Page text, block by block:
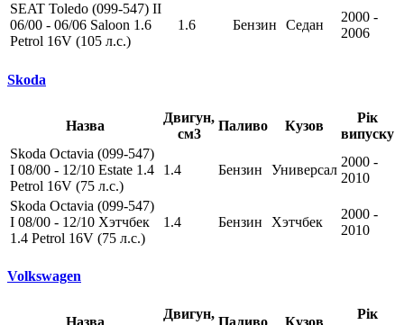
SEAT Toledo (099-547) II
06/00 - 06/06 Saloon 1.6
Petrol 16V (105 л.с.)
1.6 Бензин Седан
2000 -
2006
Skoda
Назва
Двигун,
см3
Паливо Кузов
Рік
випуску
Skoda Octavia (099-547)
I 08/00 - 12/10 Estate 1.4
Petrol 16V (75 л.с.)
1.4 Бензин Универсал
2000 -
2010
Skoda Octavia (099-547)
I 08/00 - 12/10 Хэтчбек
1.4 Petrol 16V (75 л.с.)
1.4 Бензин Хэтчбек
2000 -
2010
Volkswagen
Двигун,
Рік